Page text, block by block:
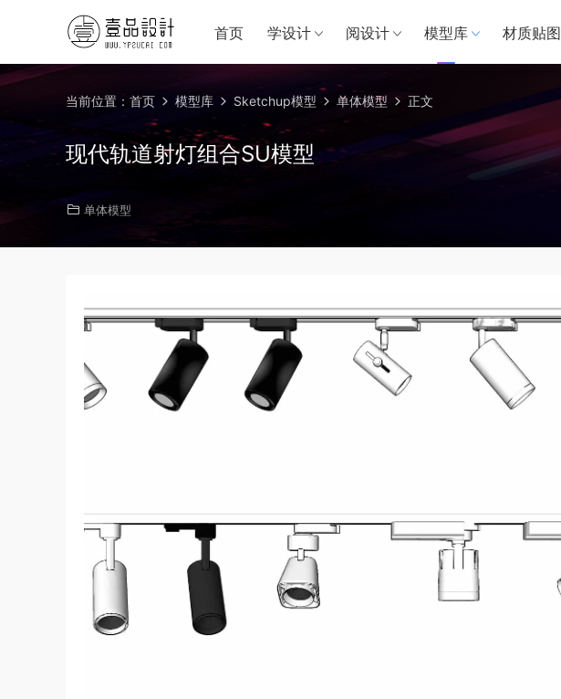
首页 学设计 阅设计 模型库 材质贴图
当前位置： 首页 模型库 Sketchup模型 单体模型 正文
现代轨道射灯组合SU模型
单体模型